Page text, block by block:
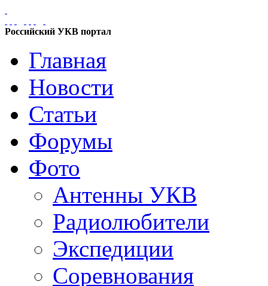
Российский УКВ портал
Главная
Новости
Статьи
Форумы
Фото
Антенны УКВ
Радиолюбители
Экспедиции
Соревнования